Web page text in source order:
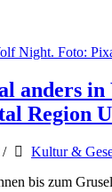
anders in
Region
/
Kultur &
bis zum